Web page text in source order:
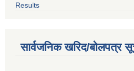
Results
सार्वजनिक खरिद/बोलपत्र